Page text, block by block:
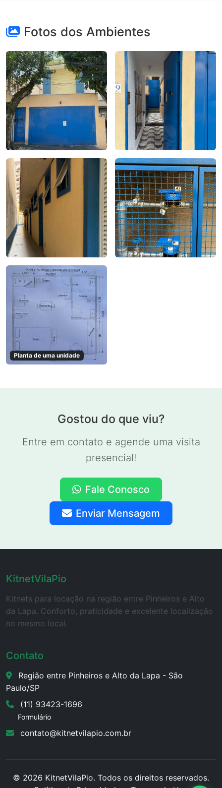
Fotos dos Ambientes
Planta de uma unidade
Gostou do que viu?
Entre em contato e agende uma visita
presencial!
Fale Conosco
Enviar Mensagem
KitnetVilaPio
Kitnets para locação na região entre Pinheiros e Alto
da Lapa. Conforto, praticidade e excelente localização
no mesmo local.
Contato
Região entre Pinheiros e Alto da Lapa - São
Paulo/SP
(11) 93423-1696
Formulário
contato@kitnetvilapio.com.br
© 2026 KitnetVilaPio. Todos os direitos reservados.